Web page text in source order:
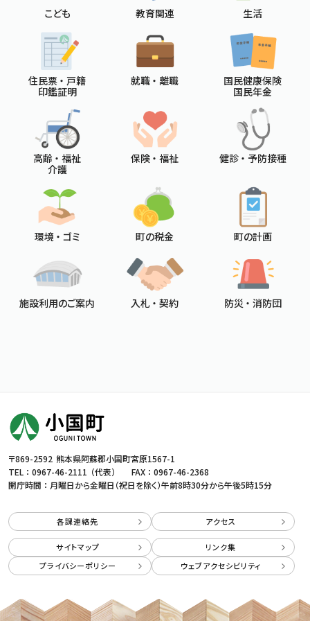
こども 教育関連 生活
住民票 ・ 戸籍
印鑑証明
就職 ・ 離職
国民健康保険
国民年金
高齢 ・ 福祉
介護
保険 ・ 福祉 健診 ・ 予防接種
環境 ・ ゴミ 町の税金 町の計画
施設利用のご案内 入札 ・ 契約 防災 ・ 消防団
〒869-2592 熊本県阿蘇郡小国町宮原1567-1
TEL ： 0967-46-2111 （代表）
FAX ： 0967-46-2368
開庁時間 ： 月曜日から金曜日（祝日を除く）午前8時30分から午後5時15分
各課連絡先 アクセス
サイトマップ
リンク集
プライバシーポリシー
ウェブアクセシビリティ